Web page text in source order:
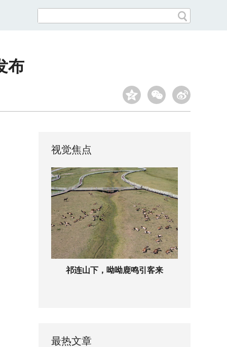
布
视觉焦点
祁连山下，呦呦鹿鸣引客来
最热文章